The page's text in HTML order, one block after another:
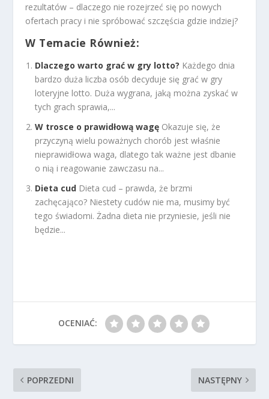
rezultatów – dlaczego nie rozejrzeć się po nowych
ofertach pracy i nie spróbować szczęścia gdzie indziej?
W Temacie Również:
Dlaczego warto grać w gry lotto? Każdego dnia
bardzo duża liczba osób decyduje się grać w gry
loteryjne lotto. Duża wygrana, jaką można zyskać w
tych grach sprawia,...
W trosce o prawidłową wagę Okazuje się, że
przyczyną wielu poważnych chorób jest właśnie
nieprawidłowa waga, dlatego tak ważne jest dbanie
o nią i reagowanie zawczasu na...
Dieta cud Dieta cud – prawda, że brzmi
zachęcająco? Niestety cudów nie ma, musimy być
tego świadomi. Żadna dieta nie przyniesie, jeśli nie
będzie...
OCENIAĆ:
POPRZEDNI NASTĘPNY